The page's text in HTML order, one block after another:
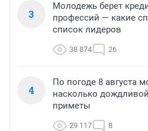
3
Молодежь берет
профессий — какие
список лидеров
38 874 26
4
По погоде 8 августа
насколько
приметы
29 117 8